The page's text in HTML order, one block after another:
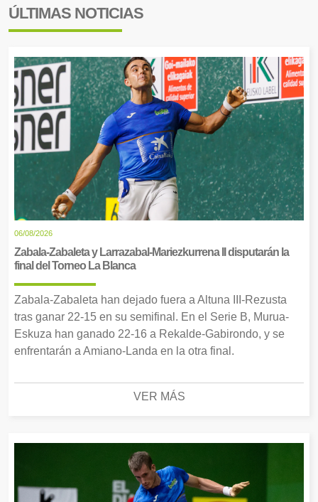
ÚLTIMAS NOTICIAS
06/08/2026
Zabala-Zabaleta y Larrazabal-Mariezkurrena II disputarán la
final del Torneo La Blanca
Zabala-Zabaleta han dejado fuera a Altuna III-Rezusta
tras ganar 22-15 en su semifinal. En el Serie B, Murua-
Eskuza han ganado 22-16 a Rekalde-Gabirondo, y se
enfrentarán a Amiano-Landa en la otra final.
VER MÁS